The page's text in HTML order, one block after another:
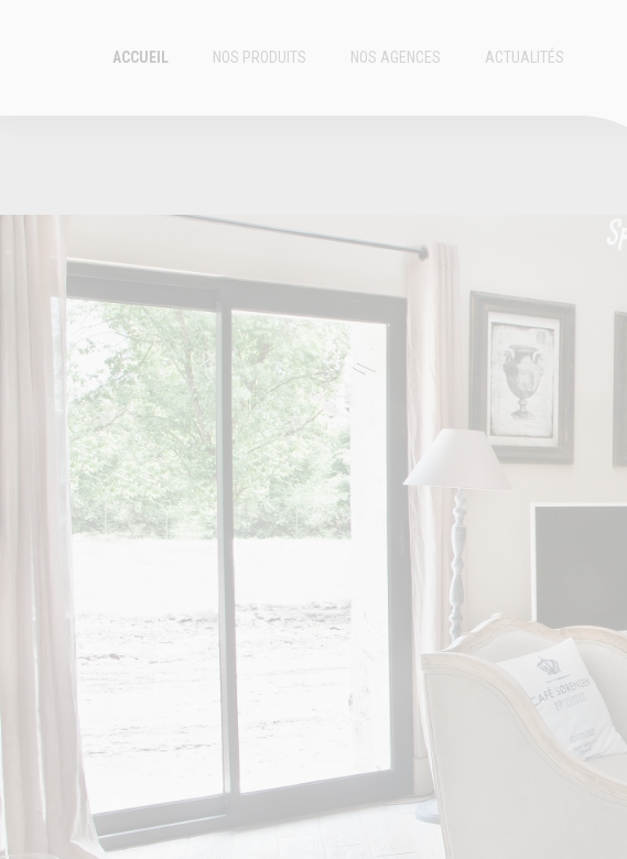
ACCUEIL NOS PRODUITS NOS AGENCES ACTUALITÉS